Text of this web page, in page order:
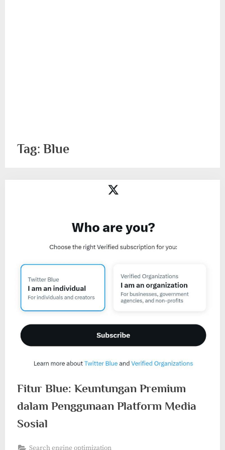
Tag: Blue
Fitur Blue: Keuntungan Premium
dalam Penggunaan Platform Media
Sosial
Search engine optimization